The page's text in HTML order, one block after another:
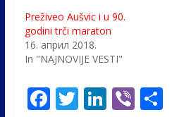
Preživeo Aušvic i u 90.
godini trči maraton
16. април 2018.
In "NAJNOVIJE VESTI"
F T Li Vi S